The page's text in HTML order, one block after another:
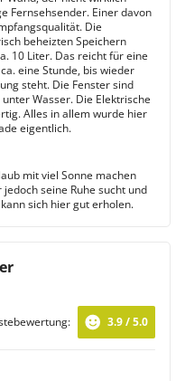
Fernsehsender. Einer davon
Die
beheizten Speichern
10 Liter. Das reicht für eine
eine Stunde, bis wieder
steht. Die Fenster sind
Wasser. Die Elektrische
Alles in allem wurde hier
eigentlich.
mit viel Sonne machen
seine Ruhe sucht und
sich hier gut erholen.
3.9 / 5.0